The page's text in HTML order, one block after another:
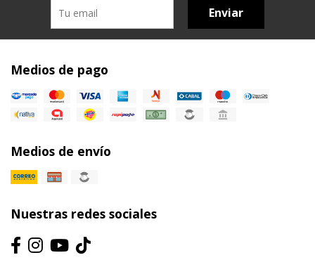
Enviar
Medios de pago
Medios de envío
Nuestras redes sociales